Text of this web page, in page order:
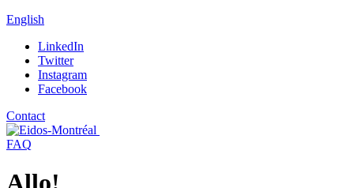
English
LinkedIn
Twitter
Instagram
Facebook
Contact
FAQ